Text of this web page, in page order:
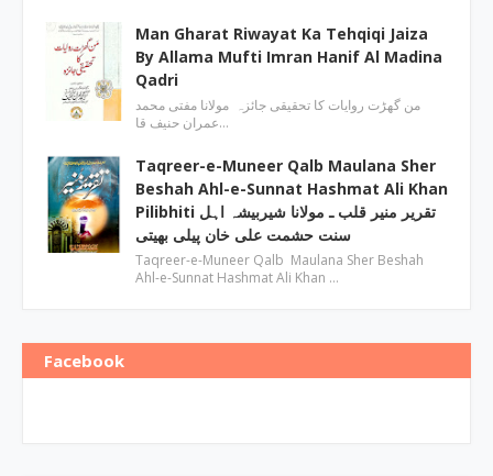
Man Gharat Riwayat Ka Tehqiqi Jaiza
By Allama Mufti Imran Hanif Al Madina
Qadri
من گھڑت روایات کا تحقیقی جائزہ مولانا مفتی محمد
عمران حنیف قا…
Taqreer-e-Muneer Qalb Maulana Sher
Beshah Ahl-e-Sunnat Hashmat Ali Khan
Pilibhiti تقریر منیر قلب ـ مولانا شیربیشہ اہل
سنت حشمت علی خان پیلی بھیتی
Taqreer-e-Muneer Qalb Maulana Sher Beshah
Ahl-e-Sunnat Hashmat Ali Khan …
Facebook